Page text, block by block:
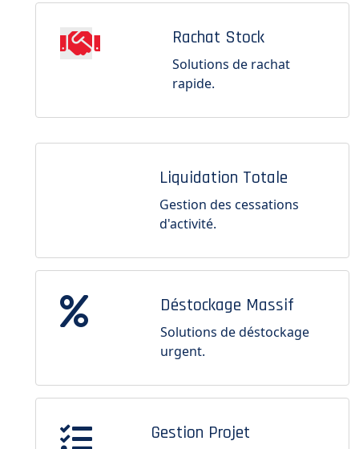
Rachat Stock
Solutions de rachat
rapide.
Liquidation Totale
Gestion des cessations
d'activité.
Déstockage Massif
Solutions de déstockage
urgent.
Gestion Projet